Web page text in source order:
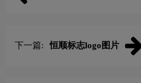
下一篇: 恒顺标志logo图片